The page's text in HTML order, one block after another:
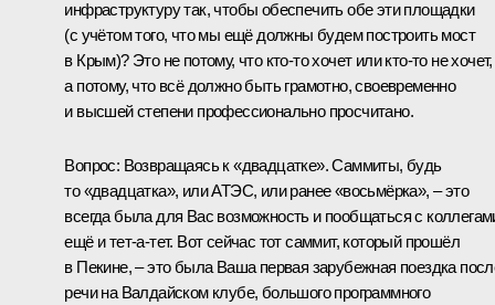
инфраструктуру так, чтобы обеспечить обе эти площадки
(с учётом того, что мы ещё должны будем построить мост
в Крым)? Это не потому, что кто‑то хочет или кто‑то не хочет,
а потому, что всё должно быть грамотно, своевременно
и высшей степени профессионально просчитано.
Вопрос: Возвращаясь к «двадцатке». Саммиты, будь
то «двадцатка», или АТЭС, или ранее «восьмёрка», – это
всегда была для Вас возможность и пообщаться с
ещё и тет-а-тет. Вот сейчас тот саммит, который прошёл
в Пекине, – это была Ваша первая зарубежная поездка
речи на Валдайском клубе, большого программного